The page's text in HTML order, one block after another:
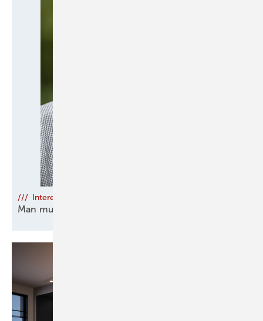
/// Interessenvertretung ohne Lobbyapparat
Man muss gehört